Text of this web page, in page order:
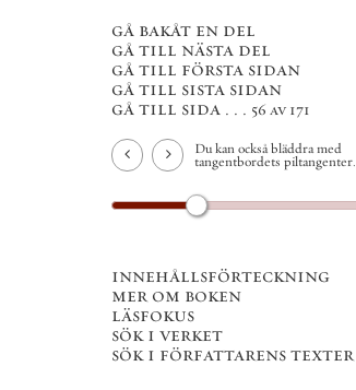
gå bakåt en del
gå till nästa del
gå till första sidan
gå till sista sidan
gå till sida . . . 56 av 171
Du kan också bläddra med
tangentbordets piltangenter.
innehållsförteckning
mer om boken
läsfokus
sök i verket
sök i författarens texter